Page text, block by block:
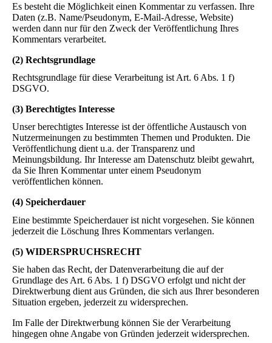
Es besteht die Möglichkeit einen Kommentar zu verfassen. Ihre
Daten (z.B. Name/Pseudonym, E-Mail-Adresse, Website)
werden dann nur für den Zweck der Veröffentlichung Ihres
Kommentars verarbeitet.
(2) Rechtsgrundlage
Rechtsgrundlage für diese Verarbeitung ist Art. 6 Abs. 1 f)
DSGVO.
(3) Berechtigtes Interesse
Unser berechtigtes Interesse ist der öffentliche Austausch von
Nutzermeinungen zu bestimmten Themen und Produkten. Die
Veröffentlichung dient u.a. der Transparenz und
Meinungsbildung. Ihr Interesse am Datenschutz bleibt gewahrt,
da Sie Ihren Kommentar unter einem Pseudonym
veröffentlichen können.
(4) Speicherdauer
Eine bestimmte Speicherdauer ist nicht vorgesehen. Sie können
jederzeit die Löschung Ihres Kommentars verlangen.
(5) WIDERSPRUCHSRECHT
Sie haben das Recht, der Datenverarbeitung die auf der
Grundlage des Art. 6 Abs. 1 f) DSGVO erfolgt und nicht der
Direktwerbung dient aus Gründen, die sich aus Ihrer besonderen
Situation ergeben, jederzeit zu widersprechen.
Im Falle der Direktwerbung können Sie der Verarbeitung
hingegen ohne Angabe von Gründen jederzeit widersprechen.